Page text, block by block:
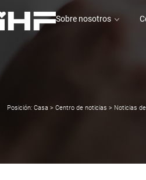
Sobre nosotros
Posición: Casa > Centro de noticias > Noticias